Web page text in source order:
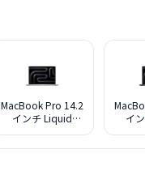
MacBook Pro 14.2
インチ Liquid
イ